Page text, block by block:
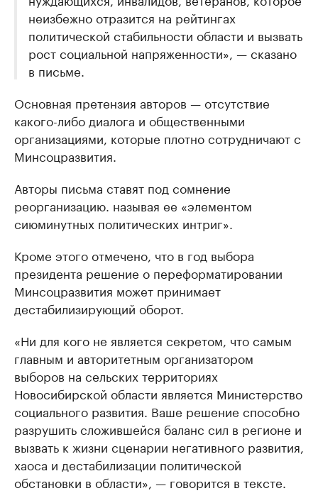
неизбежно отразится на рейтингах
политической стабильности области и вызвать
рост социальной напряженности», — сказано
в письме.
Основная претензия авторов — отсутствие
какого-либо диалога и общественными
организациями, которые плотно сотрудничают с
Минсоцразвития.
Авторы письма ставят под сомнение
реорганизацию. называя ее «элементом
сиюминутных политических интриг».
Кроме этого отмечено, что в год выбора
президента решение о переформатировании
Минсоцразвития может принимает
дестабилизирующий оборот.
«Ни для кого не является секретом, что самым
главным и авторитетным организатором
выборов на сельских территориях
Новосибирской области является Министерство
социального развития. Ваше решение способно
разрушить сложившейся баланс сил в регионе и
вызвать к жизни сценарии негативного развития,
хаоса и дестабилизации политической
обстановки в области», — говорится в тексте.